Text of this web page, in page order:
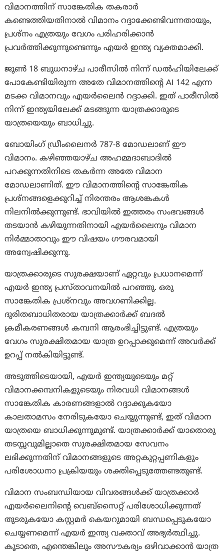
വിമാനത്തിന് സാങ്കേതിക തകരാർ
കണ്ടെത്തിയതിനാല്‍ വിമാനം റദ്ദാക്കേണ്ടിവന്നതായും,
പ്രശ്നം എത്രയും വേഗം പരിഹരിക്കാൻ
പ്രവർത്തിക്കുന്നുണ്ടെന്നും എയര്‍ ഇന്ത്യ വ്യക്തമാക്കി.
ജൂൺ 18 ബുധനാഴ്ച പാരീസിൽ നിന്ന് ഡൽഹിയിലേക്ക്
പോകേണ്ടിയിരുന്ന അതേ വിമാനത്തിന്റെ AI 142 എന്ന
മടക്ക വിമാനവും എയർലൈൻ റദ്ദാക്കി. ഇത് പാരീസിൽ
നിന്ന് ഇന്ത്യയിലേക്ക് മടങ്ങുന്ന യാത്രക്കാരുടെ
യാത്രയെയും ബാധിച്ചു.
ബോയിംഗ് ഡ്രീംലൈനർ 787-8 മോഡലാണ് ഈ
വിമാനം. കഴിഞ്ഞയാഴ്ച അഹമ്മദാബാദിൽ
പറക്കുന്നതിനിടെ തകർന്ന അതേ വിമാന
മോഡലാണിത്. ഈ വിമാനത്തിന്റെ സാങ്കേതിക
പ്രശ്‌നങ്ങളെക്കുറിച്ച് നിരന്തരം ആശങ്കകൾ
നിലനിൽക്കുന്നുണ്ട്. ഭാവിയിൽ ഇത്തരം സംഭവങ്ങൾ
തടയാൻ കഴിയുന്നതിനായി എയർലൈനും വിമാന
നിർമ്മാതാവും ഈ വിഷയം ഗൗരവമായി
അന്വേഷിക്കുന്നു.
യാത്രക്കാരുടെ സുരക്ഷയാണ് ഏറ്റവും പ്രധാനമെന്ന്
എയർ ഇന്ത്യ പ്രസ്താവനയിൽ പറഞ്ഞു. ഒരു
സാങ്കേതിക പ്രശ്‌നവും അവഗണിക്കില്ല.
ദുരിതബാധിതരായ യാത്രക്കാർക്ക് ബദൽ
ക്രമീകരണങ്ങൾ കമ്പനി ആരംഭിച്ചിട്ടുണ്ട്. എത്രയും
വേഗം സുരക്ഷിതമായ യാത്ര ഉറപ്പാക്കുമെന്ന് അവർക്ക്
ഉറപ്പ് നൽകിയിട്ടുണ്ട്.
അടുത്തിടെയായി, എയർ ഇന്ത്യയുടെയും മറ്റ്
വിമാനക്കമ്പനികളുടെയും നിരവധി വിമാനങ്ങൾ
സാങ്കേതിക കാരണങ്ങളാൽ റദ്ദാക്കുകയോ
കാലതാമസം നേരിടുകയോ ചെയ്യുന്നുണ്ട്, ഇത് വിമാന
യാത്രയെ ബാധിക്കുന്നുമുണ്ട്. യാത്രക്കാർക്ക് യാതൊരു
തടസ്സവുമില്ലാതെ സുരക്ഷിതമായ സേവനം
ലഭിക്കുന്നതിന് വിമാനങ്ങളുടെ അറ്റകുറ്റപ്പണികളും
പരിശോധനാ പ്രക്രിയയും ശക്തിപ്പെടുത്തേണ്ടതുണ്ട്.
വിമാന സംബന്ധിയായ വിവരങ്ങൾക്ക് യാത്രക്കാർ
എയർലൈനിന്റെ വെബ്‌സൈറ്റ് പരിശോധിക്കുന്നത്
തുടരുകയോ കസ്റ്റമർ കെയറുമായി ബന്ധപ്പെടുകയോ
ചെയ്യണമെന്ന് എയർ ഇന്ത്യ വക്താവ് അഭ്യർത്ഥിച്ചു.
കൂടാതെ, എന്തെങ്കിലും അസൗകര്യം ഒഴിവാക്കാൻ യാത്ര